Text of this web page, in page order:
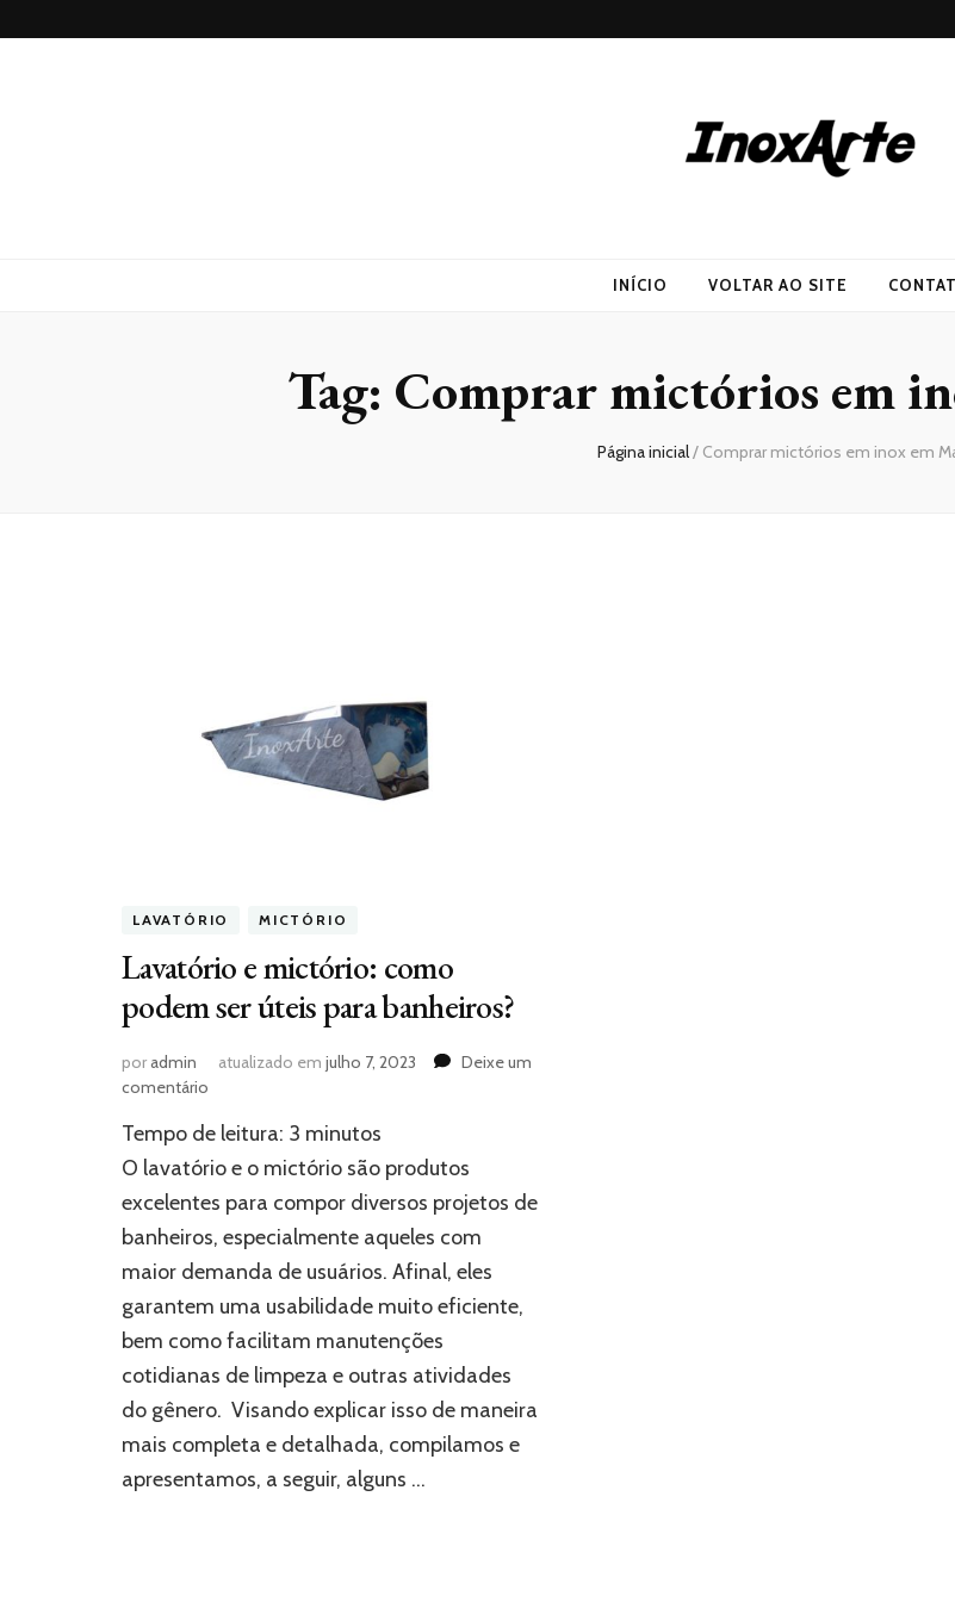
INÍCIO VOLTAR AO SITE
Tag: Comprar mictórios em
Página inicial/ Comprar mictórios em inox em
LAVATÓRIO MICTÓRIO
Lavatório e mictório: como
podem ser úteis para banheiros?
poradmin atualizado em julho 7, 2023
Deixe um
comentário
e
mictório:
podem
ser
para
banheiros?
Tempo de leitura: 3 minutos
O lavatório e o mictório são produtos
excelentes para compor diversos projetos de
banheiros, especialmente aqueles com
maior demanda de usuários. Afinal, eles
garantem uma usabilidade muito eficiente,
bem como facilitam manutenções
cotidianas de limpeza e outras atividades
do gênero. Visando explicar isso de maneira
mais completa e detalhada, compilamos e
apresentamos, a seguir, alguns …